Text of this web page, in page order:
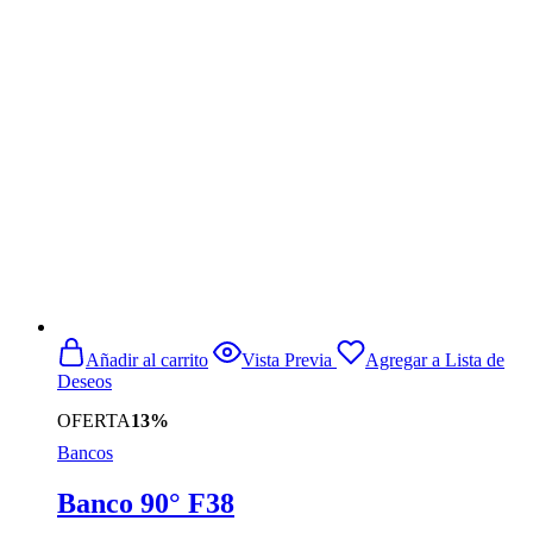
OFERTA13%
Añadir al carrito Vista Previa
Agregar a Lista de
Deseos
Bancos
Banco 90° F38